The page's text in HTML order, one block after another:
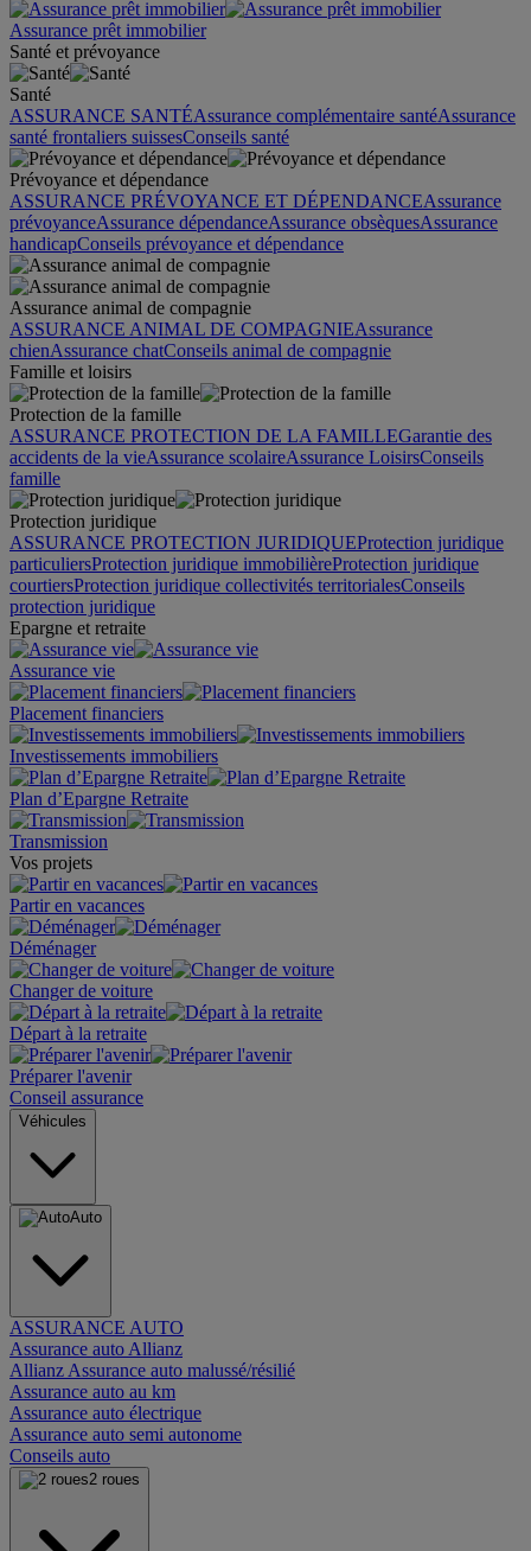
Assurance prêt immobilier
Santé et prévoyance
Santé
ASSURANCE SANTÉAssurance complémentaire santéAssurance
santé frontaliers suissesConseils santé
Prévoyance et dépendance
ASSURANCE PRÉVOYANCE ET DÉPENDANCEAssurance
prévoyanceAssurance dépendanceAssurance obsèquesAssurance
handicapConseils prévoyance et dépendance
Assurance animal de compagnie
ASSURANCE ANIMAL DE COMPAGNIEAssurance
chienAssurance chatConseils animal de compagnie
Famille et loisirs
Protection de la famille
ASSURANCE PROTECTION DE LA FAMILLEGarantie des
accidents de la vieAssurance scolaireAssurance LoisirsConseils
famille
Protection juridique
ASSURANCE PROTECTION JURIDIQUEProtection juridique
particuliersProtection juridique immobilièreProtection juridique
courtiersProtection juridique collectivités territorialesConseils
protection juridique
Epargne et retraite
Assurance vie
Placement financiers
Investissements immobiliers
Plan d’Epargne Retraite
Transmission
Vos projets
Partir en vacances
Déménager
Changer de voiture
Départ à la retraite
Préparer l'avenir
Conseil assurance
Véhicules
Auto
ASSURANCE AUTO
Assurance auto Allianz
Allianz Assurance auto malussé/résilié
Assurance auto au km
Assurance auto électrique
Assurance auto semi autonome
Conseils auto
2 roues